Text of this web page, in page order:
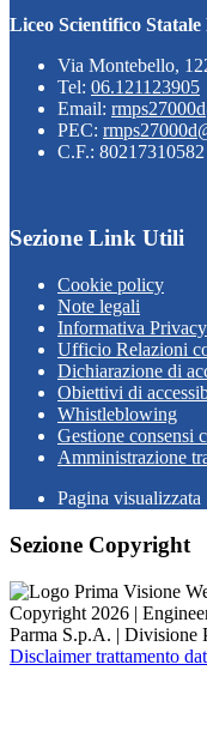
Liceo Scientifico
Via Montebello,
Tel: 06.121123905
Email:
PEC:
C.F.: 80217310582
Sezione Link Utili
Cookie policy
Note legali
Informativa Privacy
Ufficio Relazioni
Dichiarazione di
Obiettivi di
Whistleblowing
Gestione consensi
Amministrazione
Pagina visualizzata
Sezione Copyright
Copyright 2026 |
Parma S.p.A. | Divisione
Disclaimer trattamento